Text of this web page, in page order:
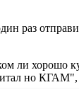
раз
ли хорошо
но КГАМ",